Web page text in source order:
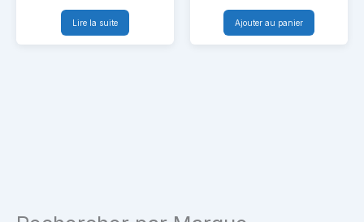
HP
G62
Lire la suite
Acer
Aspire
Ajouter au panier